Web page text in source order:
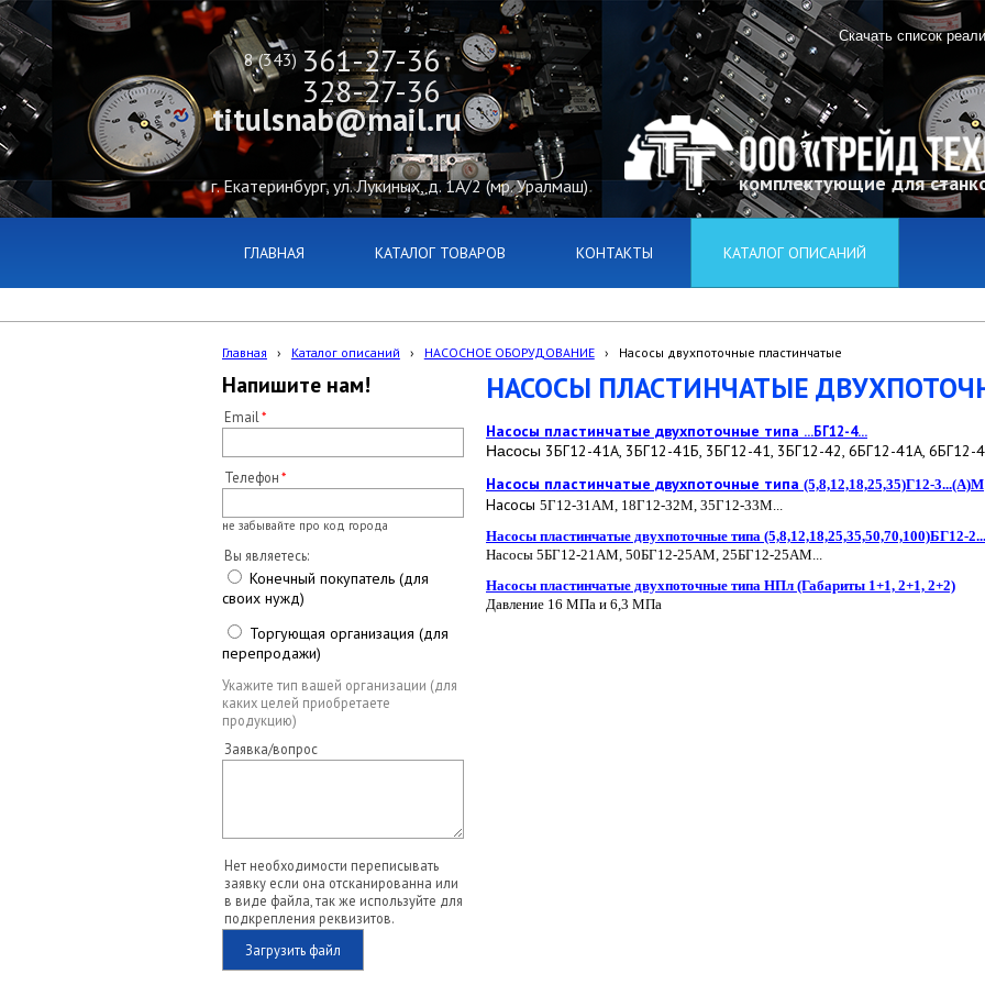
комплектующие для
8 (343) 361-27-36
г. Екатеринбург, ул. Лукиных, д. 1А/2 (мр. Уралмаш)
328-27-36
titulsnab@mail.ru
Скачать список
ГЛАВНАЯ КАТАЛОГ ТОВАРОВ КОНТАКТЫ КАТАЛОГ ОПИСАНИЙ
Главная › Каталог описаний › НАСОСНОЕ ОБОРУДОВАНИЕ › Насосы двухпоточные пластинчатые
Напишите нам!
Email
Телефон
не забывайте про код города
Вы являетесь:
Конечный покупатель (для
своих нужд)
Торгующая организация (для
перепродажи)
Укажите тип вашей организации (для
каких целей приобретаете
продукцию)
Заявка/вопрос
Нет необходимости переписывать
заявку если она отсканированна или
в виде файла, так же используйте для
подкрепления реквизитов.
Загрузить файл
НАСОСЫ ПЛАСТИНЧАТЫЕ
Насосы пластинчатые двухпоточные типа ...БГ12-4...
Насосы 3БГ12-41А, 3БГ12-41Б, 3БГ12-41, 3БГ12-42, 6БГ12-41А, 6БГ12-
Насосы пластинчатые двухпоточные типа (5,8,12,18,25,35)Г12-3...(А)М
Насосы 5Г12-31АМ, 18Г12-32М, 35Г12-33М...
Насосы пластинчатые двухпоточные типа (5,8,12,18,25,35,50,70,100)БГ12-
Насосы 5БГ12-21АМ, 50БГ12-25АМ, 25БГ12-25АМ...
Насосы пластинчатые двухпоточные типа НПл (Габариты 1+1, 2+1, 2+2)
Давление 16 МПа и 6,3 МПа